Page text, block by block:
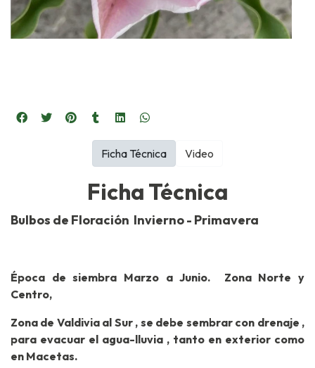
Ficha Técnica
Bulbos de Floración Invierno - Primavera
Época de siembra Marzo a Junio. Zona Norte y
Centro,
Zona de Valdivia al Sur , se debe sembrar con drenaje ,
para evacuar el agua-lluvia , tanto en exterior como
en Macetas.
Ficha Técnica Video